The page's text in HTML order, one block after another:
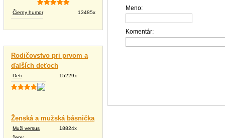
Čierny humor 13485x
Rodičovstvo pri prvom a
ďalších deťoch
Deti 15229x
Ženská a mužská básnička
Muži versus
18824x
Meno:
Komentár: